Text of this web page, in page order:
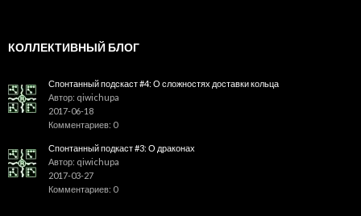
КОЛЛЕКТИВНЫЙ БЛОГ
Спонтанный подскаст #4: О сложностях доставки кольца
Автор: qiwichupa
2017-06-18
Комментариев: 0
Спонтанный подкаст #3: О драконах
Автор: qiwichupa
2017-03-27
Комментариев: 0